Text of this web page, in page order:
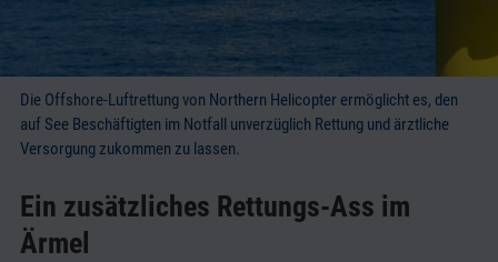
Die Offshore-Luftrettung von Northern Helicopter ermöglicht es, den
auf See Beschäftigten im Notfall unverzüglich Rettung und ärztliche
Versorgung zukommen zu lassen.
Ein zusätzliches Rettungs-Ass im
Ärmel